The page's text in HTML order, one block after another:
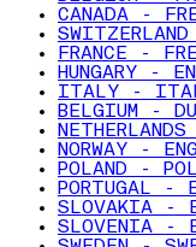
CANADA -
FRANCE -
HUNGARY -
ITALY -
BELGIUM -
NORWAY -
POLAND -
PORTUGAL -
SLOVAKIA -
SLOVENIA -